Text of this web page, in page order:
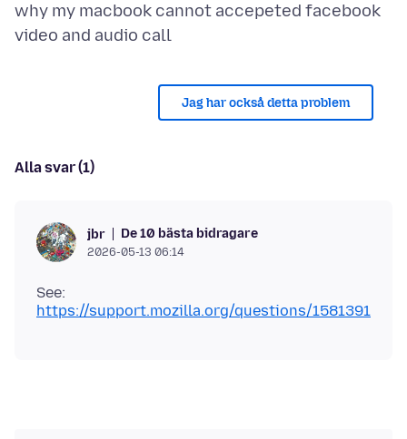
why my macbook cannot accepeted facebook
Jag har också detta problem
Alla svar (1)
jbr De 10 bästa bidragare
2026-05-13 06:14
See:
https://support.mozilla.org/questions/1581391